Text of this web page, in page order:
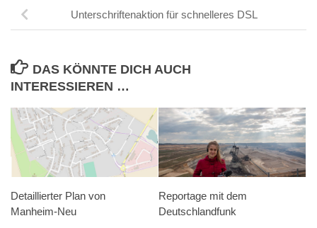
Unterschriftenaktion für schnelleres DSL
DAS KÖNNTE DICH AUCH
INTERESSIEREN …
Detaillierter Plan von
Manheim-Neu
Reportage mit dem
Deutschlandfunk